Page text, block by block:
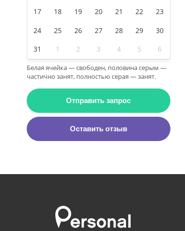
17 18 19 20 21 22 23
24 25 26 27 28 29 30
31 1 2 3 4 5 6
Белая ячейка — свободен, половина серым —
частично занят, полностью серая — занят.
Отправить запрос
Оставить отзыв